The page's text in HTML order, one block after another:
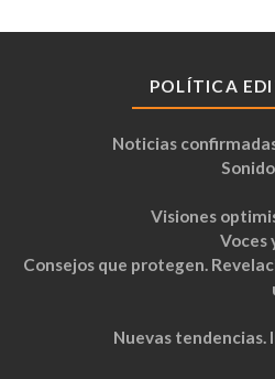
POLÍTICA
Noticias
Visiones
Voces
Consejos que protegen.
Nuevas tendencias.